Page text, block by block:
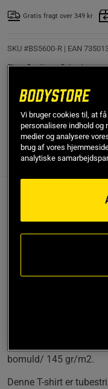
Gratis fragt over 349 kr
SKU #BS5600-R | EAN
En på alle måder
pasform. Limited
Læs mere
Information
En på alle måder
perfekt pasform.
Limited
bomuld/ 145 gr/m2.
Denne T-shirt er
Vi bruger cookies til, at
personalisere indhold og
medier og analysere
brug af vores
analytiske